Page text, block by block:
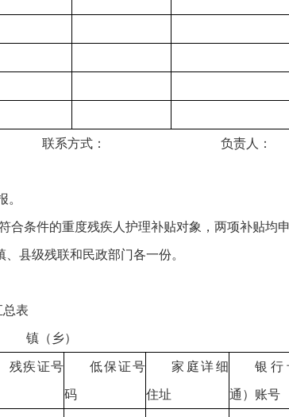
系方式： 负责人：
合条件的重度残疾人护理补贴对象，两项补贴均
县级残联和民政部门各一份。
表
章）： 镇（乡） 填报
残疾证号
低保证号
码
家庭详细
住址
银行
通）账号